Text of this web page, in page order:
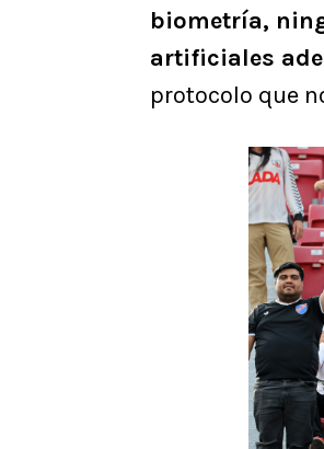
biometría,
artificiales
protocolo que